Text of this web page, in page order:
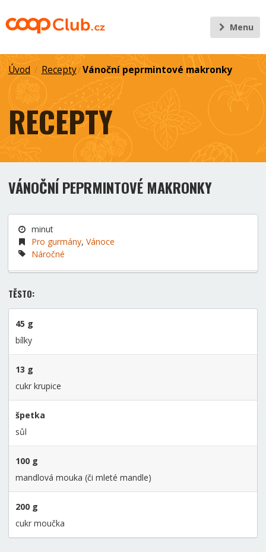
Menu
Úvod / Recepty/Vánoční peprmintové makronky
RECEPTY
VÁNOČNÍ PEPRMINTOVÉ MAKRONKY
minut
Pro gurmány, Vánoce
Náročné
TĚSTO:
45 g
bílky
13 g
cukr krupice
špetka
sůl
100 g
mandlová mouka (či mleté mandle)
200 g
cukr moučka